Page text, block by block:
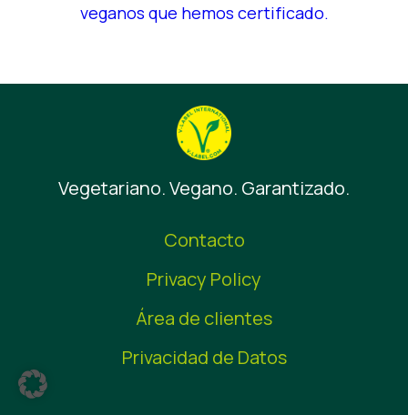
veganos que hemos certificado.
Vegetariano. Vegano. Garantizado.
Contacto
Privacy Policy
Área de clientes
Privacidad de Datos